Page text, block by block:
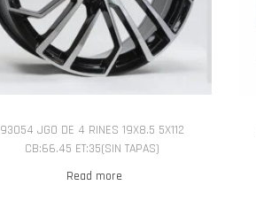
93054 JGO DE 4 RINES 19X8.5 5X112
CB:66.45 ET:35(SIN TAPAS)
Read more